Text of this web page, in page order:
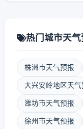
热门城市天气
株洲市天气预报
大兴安岭地区天气
潍坊市天气预报
徐州市天气预报